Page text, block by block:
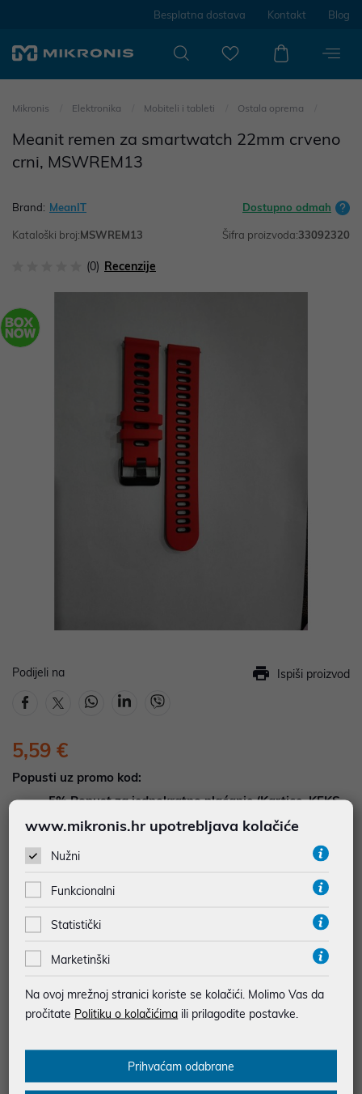
Besplatna dostava Kontakt Blog
Mikronis Elektronika Mobiteli i tableti Ostala oprema
Meanit remen za smartwatch 22mm crveno
crni, MSWREM13
Brand: MeanIT Dostupno odmah
Kataloški broj:MSWREM13 Šifra proizvoda:33092320
(0) Recenzije
Podijeli na Ispiši proizvod
5,59 €
Popusti uz promo kod:
5%Popust za jednokratno plaćanje (Kartice, KEKS
pay, Virman, Gotovina, Crypto) uz promo kod
"POPUST" , popusti se međusobno ne zbrajaju
Dodajte u košaricu
najam za pravne osobe od 12 do 36 mj. već od
Vidi detalje Pošalji upit
BESPLATNA DOSTAVA ZA NARUDŽBE IZNAD 66,36€
www.mikronis.hr upotrebljava kolačiće
Nužni
Funkcionalni
Statistički
Marketinški
Na ovoj mrežnoj stranici koriste se kolačići. Molimo Vas da
pročitate Politiku o kolačićima ili prilagodite postavke.
Prihvaćam odabrane